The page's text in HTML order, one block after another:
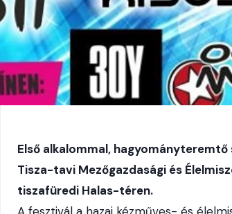
Első alkalommal,
Tisza-tavi Mezőgazdasági és
tiszafüredi Halas-téren.